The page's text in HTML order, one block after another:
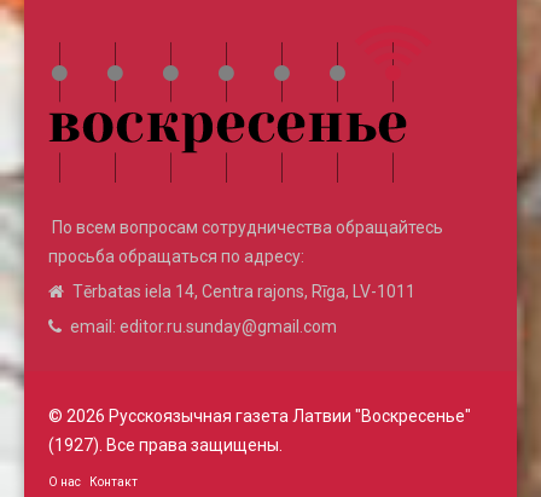
По всем вопросам сотрудничества обращайтесь
просьба обращаться по адресу:
Tērbatas iela 14, Centra rajons, Rīga, LV-1011
email: editor.ru.sunday@gmail.com
© 2026 Русскоязычная газета Латвии "Воскресенье"
(1927). Все права защищены.
О нас Контакт